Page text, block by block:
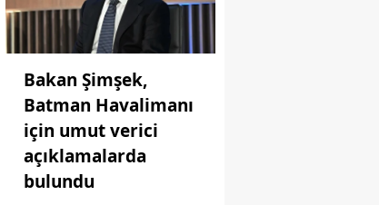
Bakan Şimşek,
Batman Havalimanı
için umut verici
açıklamalarda
bulundu